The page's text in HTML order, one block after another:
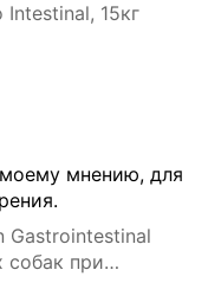
15кг
мнению, для
Gastrointestinal
собак при